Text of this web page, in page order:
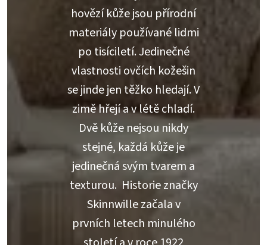
hovězí kůže jsou přírodní
materiály používané lidmi
po tisíciletí. Jedinečné
vlastnosti ovčích kožešin
se jinde jen těžko hledají. V
zimě hřejí a v létě chladí.
Dvě kůže nejsou nikdy
stejné, každá kůže je
jedinečná svým tvarem a
texturou. Historie značky
Skinnwille začala v
prvních letech minulého